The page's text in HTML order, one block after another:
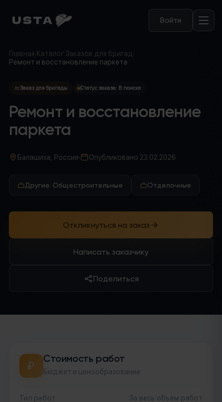
Войти
Главная Каталог Заказов для бригад
Ремонт и восстановление паркета
Заказ для бригады Статус заказа: В поиске
Ремонт и восстановление
паркета
Балашиха, Россия Опубликовано 23.02.2026
Другие. Общестроительные Отделочные
Откликнуться на заказ
Написать заказчику
Поделиться
Стоимость работ
Бюджет и ценообразование
Тип работ За весь объём работ